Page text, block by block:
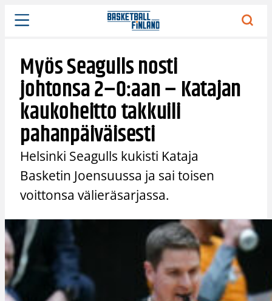
Siirry
sisältöön
Myös Seagulls nosti
johtonsa 2–0:aan – Katajan
kaukoheitto takkuili
pahanpäiväisesti
Helsinki Seagulls kukisti Kataja
Basketin Joensuussa ja sai toisen
voittonsa välieräsarjassa.